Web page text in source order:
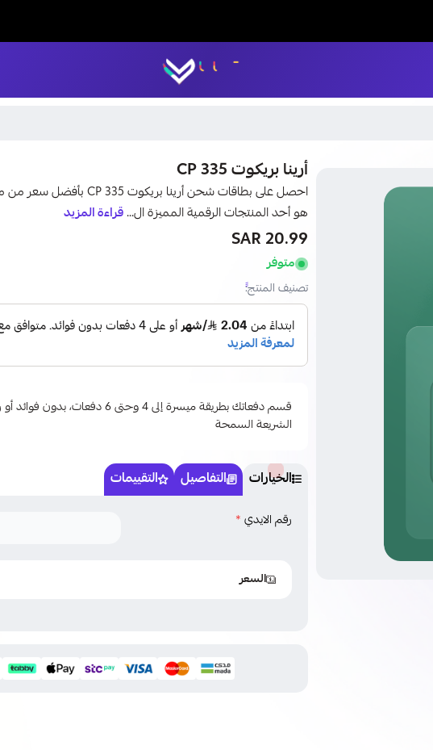
LUCK STORE
أرينا بريكوت 335 CP
هو أحد المنتجات الرقمية المميزة ال...قراءة المزيد
20.99 SAR
متوفر
تصنيف المنتج:
قسم دفعاتك بطريقة ميسرة إلى 4 وحتى 6
الشريعة السمحة
الخيارات التفاصيل التقييمات
رقم الايدي*
السعر